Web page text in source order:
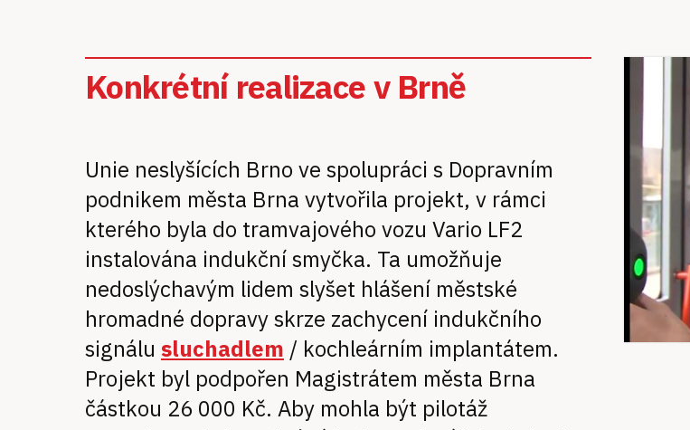
Konkrétní realizace v Brně
Unie neslyšících Brno ve spolupráci s Dopravním
podnikem města Brna vytvořila projekt, v rámci
kterého byla do tramvajového vozu Vario LF2
instalována indukční smyčka. Ta umožňuje
nedoslýchavým lidem slyšet hlášení městské
hromadné dopravy skrze zachycení indukčního
signálu sluchadlem / kochleárním implantátem.
Projekt byl podpořen Magistrátem města Brna
částkou 26 000 Kč. Aby mohla být pilotáž